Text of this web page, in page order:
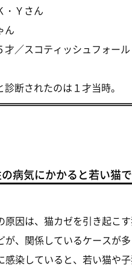
Ｙさん
ん
才／スコティッシュフォー
断されたのは１才当時。
病気にかかると若い猫
原因は、猫カゼを引き起こ
が、関係しているケースが
感染していると、若い猫や